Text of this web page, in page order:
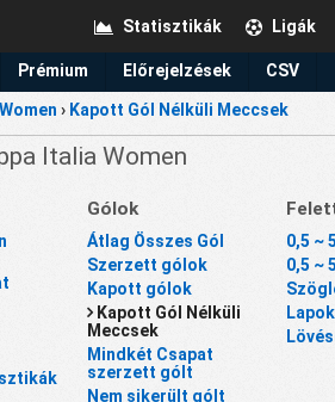
Ligák
Statisztikák
Prémium Előrejelzések CSV
› Kapott Gól Nélküli Meccsek
Italia Women
Gólok
Átlag Összes Gól
Szerzett gólok
Kapott gólok
Kapott Gól Nélküli
Meccsek
Mindkét Csapat
szerzett gólt
Nem sikerült gólt
0,5 ~
0,5 ~
Lapok